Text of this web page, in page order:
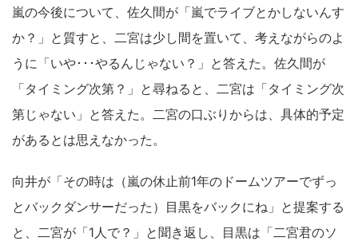
嵐の今後について、佐久間が「嵐でライブとかしないんす
か？」と質すと、二宮は少し間を置いて、考えながらのよ
うに「いや･･･やるんじゃない？」と答えた。佐久間が
「タイミング次第？」と尋ねると、二宮は「タイミング次
第じゃない」と答えた。二宮の口ぶりからは、具体的予定
があるとは思えなかった。
向井が「その時は（嵐の休止前1年のドームツアーでずっ
とバックダンサーだった）目黒をバックにね」と提案する
と、二宮が「1人で？」と聞き返し、目黒は「二宮君のソ